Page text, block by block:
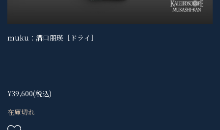
muku：溝口朋瑛［ドライ］
¥39,600(税込)
在庫切れ